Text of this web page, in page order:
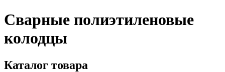
Сварные полиэтиленовые
колодцы
Каталог товара